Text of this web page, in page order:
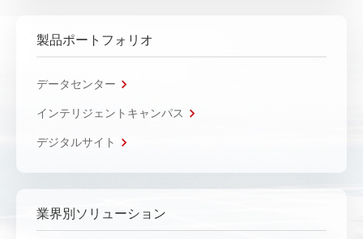
製品ポートフォリオ
データセンター
インテリジェントキャンパス
デジタルサイト
業界別ソリューション